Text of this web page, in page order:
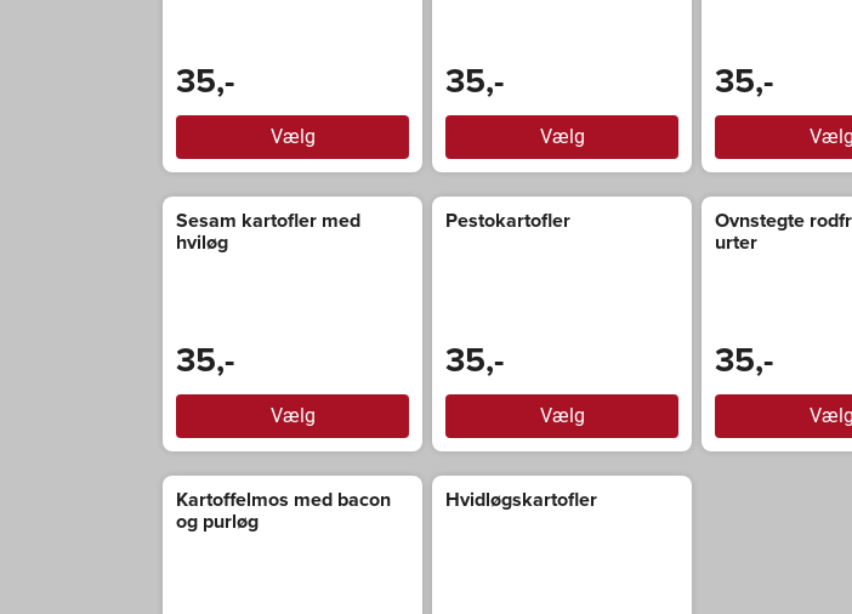
35,-
Vælg
35,-
Vælg
35,-
Vælg
Sesam kartofler med
hviløg
35,-
Vælg
Pestokartofler
35,-
Vælg
Ovnstegte
urter
35,-
Vælg
Kartoffelmos med bacon
og purløg
Hvidløgskartofler